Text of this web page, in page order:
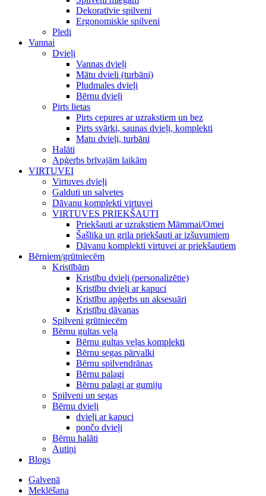
Dekoratīvie spilveni
Ergonomiskie spilveni
Pledi
Vannai
Dvieļi
Vannas dvieļi
Mātu dvieli (turbāni)
Pludmales dvieļi
Bērnu dvieļi
Pirts lietas
Pirts cepures ar uzrakstiem un bez
Pirts svārki, saunas dvieļi, komplekti
Matu dvieļi, turbāni
Halāti
Apģerbs brīvajām laikām
VIRTUVEI
Virtuves dvieļi
Galduti un salvetes
Dāvanu komplekti virtuvei
VIRTUVES PRIEKŠAUTI
Priekšauti ar uzrakstiem Māmmai/Omei
Šašlika un grila priekšauti ar izšuvumiem
Dāvanu komplekti virtuvei ar priekšautiem
Bērniem/grūtniecēm
Kristībām
Kristību dvieļi (personalizētie)
Kristību dvieļi ar kapuci
Kristību apģerbs un aksesuāri
Kristību dāvanas
Spilveni grūtniecēm
Bērnu gultas veļa
Bērnu gultas veļas komplekti
Bērnu segas pārvalki
Bērnu spilvendrānas
Bērnu palagi
Bērnu palagi ar gumiju
Spilveni un segas
Bērnu dvieļi
dvieļi ar kapuci
pončo dvieļi
Bērnu halāti
Autiņi
Blogs
Galvenā
Meklēšana